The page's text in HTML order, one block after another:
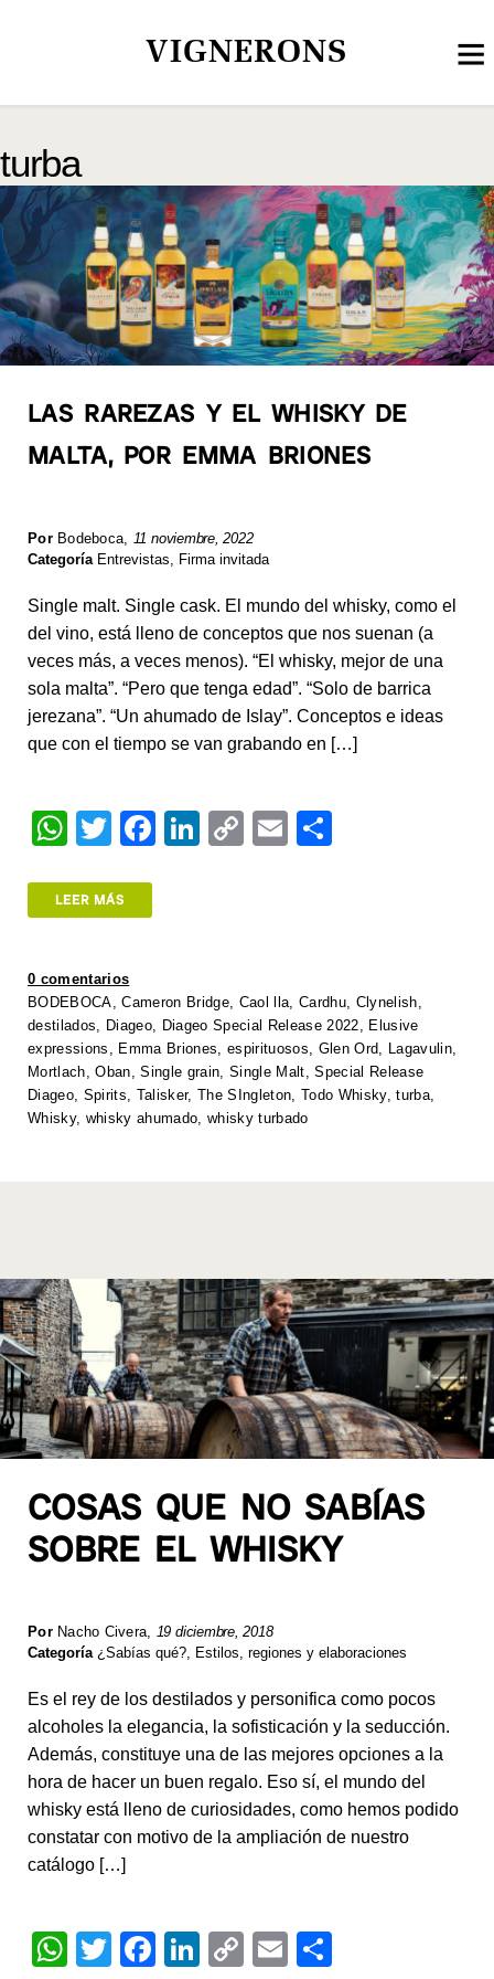
VIGNERONS
turba
LAS RAREZAS Y EL WHISKY DE
MALTA, POR EMMA BRIONES
Por Bodeboca 11 noviembre, 2022
Categoría Entrevistas, Firma invitada
Single malt. Single cask. El mundo del whisky, como el
del vino, está lleno de conceptos que nos suenan (a
veces más, a veces menos). “El whisky, mejor de una
sola malta”. “Pero que tenga edad”. “Solo de barrica
jerezana”. “Un ahumado de Islay”. Conceptos e ideas
que con el tiempo se van grabando en […]
W
at
A
p
p
T
tt
F
o
o
k
Li
n
C
n
k
E
LEER MÁS
0 comentarios
BODEBOCA,Cameron Bridge, Caol lla, Cardhu, Clynelish,
destilados, Diageo, Diageo Special Release 2022, Elusive
expressions , Emma Briones, espirituosos, Glen Ord, Lagavulin,
Mortlach,Oban,Single grain, Single Malt,Special Release
Diageo, Spirits, Talisker, The SIngleton, Todo Whisky,turba,
Whisky, whisky ahumado, whisky turbado
COSAS QUE NO SABÍAS
SOBRE EL WHISKY
Por Nacho Civera 19 diciembre, 2018
Categoría ¿Sabías qué?, Estilos, regiones y elaboraciones
Es el rey de los destilados y personifica como pocos
alcoholes la elegancia, la sofisticación y la seducción.
Además, constituye una de las mejores opciones a la
hora de hacer un buen regalo. Eso sí, el mundo del
whisky está lleno de curiosidades, como hemos podido
constatar con motivo de la ampliación de nuestro
catálogo […]
W
T
F
Li
C
E